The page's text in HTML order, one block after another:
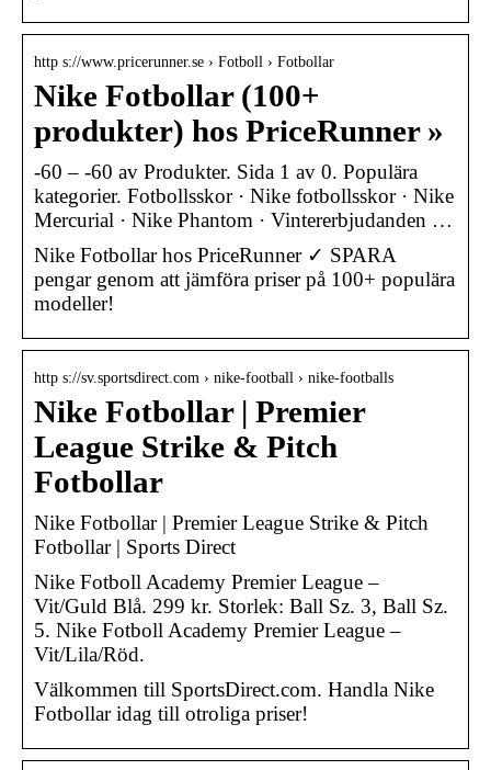
http s://www.pricerunner.se › Fotboll › Fotbollar
Nike Fotbollar (100+
produkter) hos PriceRunner »
-60 – -60 av Produkter. Sida 1 av 0. Populära
kategorier. Fotbollsskor · Nike fotbollsskor · Nike
Mercurial · Nike Phantom · Vintererbjudanden …
Nike Fotbollar hos PriceRunner ✓ SPARA
pengar genom att jämföra priser på 100+ populära
modeller!
http s://sv.sportsdirect.com › nike-football › nike-footballs
Nike Fotbollar | Premier
League Strike & Pitch
Fotbollar
Nike Fotbollar | Premier League Strike & Pitch
Fotbollar | Sports Direct
Nike Fotboll Academy Premier League –
Vit/Guld Blå. 299 kr. Storlek: Ball Sz. 3, Ball Sz.
5. Nike Fotboll Academy Premier League –
Vit/Lila/Röd.
Välkommen till SportsDirect.com. Handla Nike
Fotbollar idag till otroliga priser!